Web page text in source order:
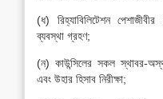
(ধ) রিহ্যাবিলিটেশন
ব্যবস্থা গ্রহণ;
(ন) কাউন্সিলের সকল স্থাবর-
এবং উহার হিসাব নিরীক্ষা;